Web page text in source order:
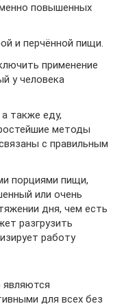
повышенных
и перчённой пищи.
применение
у человека
также еду,
методы
с правильным
порциями пищи,
или очень
дня, чем есть
разгрузить
работу
являются
для всех без